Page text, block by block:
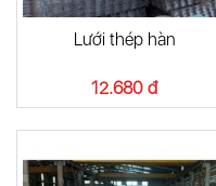
Lưới thép hàn
12.680 đ